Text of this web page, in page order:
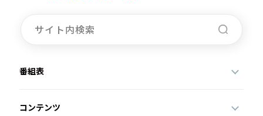
番組表
コンテンツ